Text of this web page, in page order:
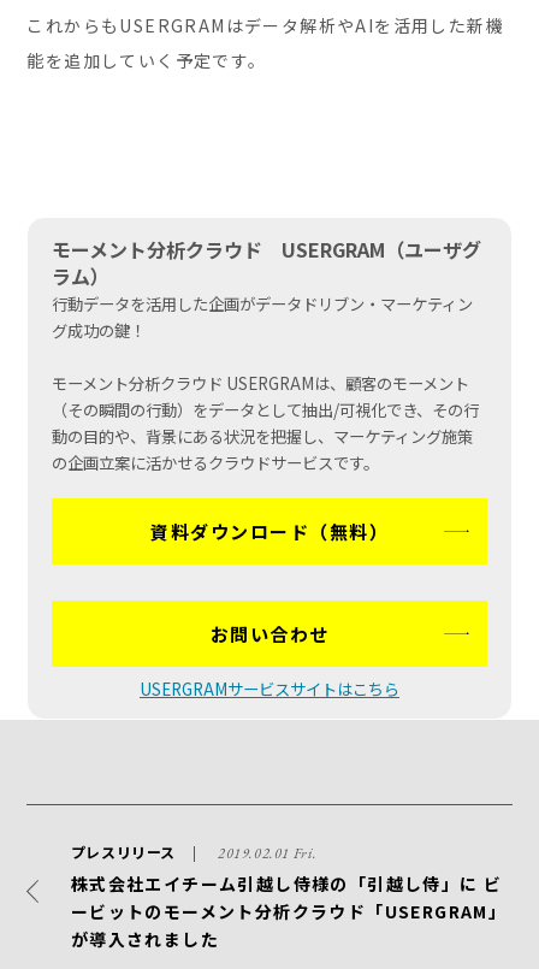
これからもUSERGRAMはデータ解析やAIを活用した新機
能を追加していく予定です。
モーメント分析クラウド USERGRAM（ユーザグ
ラム）
行動データを活用した企画がデータドリブン・マーケティン
グ成功の鍵！
モーメント分析クラウド USERGRAMは、顧客のモーメント
（その瞬間の行動）をデータとして抽出/可視化でき、その行
動の目的や、背景にある状況を把握し、マーケティング施策
の企画立案に活かせるクラウドサービスです。
資料ダウンロード（無料）
お問い合わせ
USERGRAMサービスサイトはこちら
プレスリリース 2019.02.01 Fri.
株式会社エイチーム引越し侍様の「引越し侍」に ビ
ービットのモーメント分析クラウド「USERGRAM」
が導入されました